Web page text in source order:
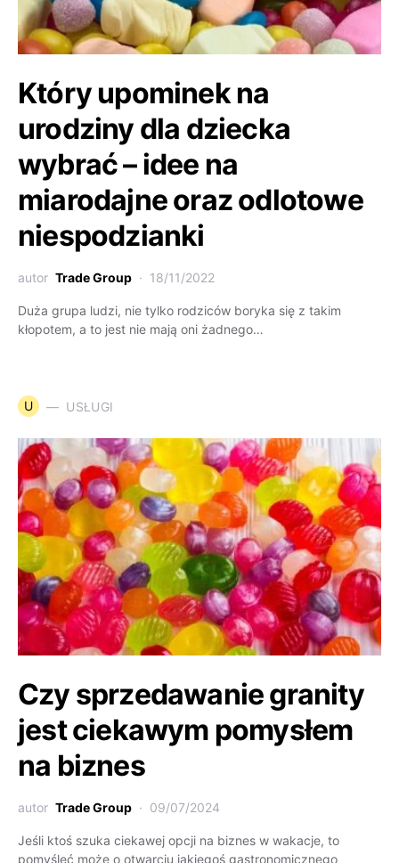
Który upominek na
urodziny dla dziecka
wybrać – idee na
miarodajne oraz odlotowe
niespodzianki
autor Trade Group 18/11/2022
Duża grupa ludzi, nie tylko rodziców boryka się z takim
kłopotem, a to jest nie mają oni żadnego…
U USŁUGI
Czy sprzedawanie granity
jest ciekawym pomysłem
na biznes
autor Trade Group 09/07/2024
Jeśli ktoś szuka ciekawej opcji na biznes w wakacje, to
pomyśleć może o otwarciu jakiegoś gastronomicznego